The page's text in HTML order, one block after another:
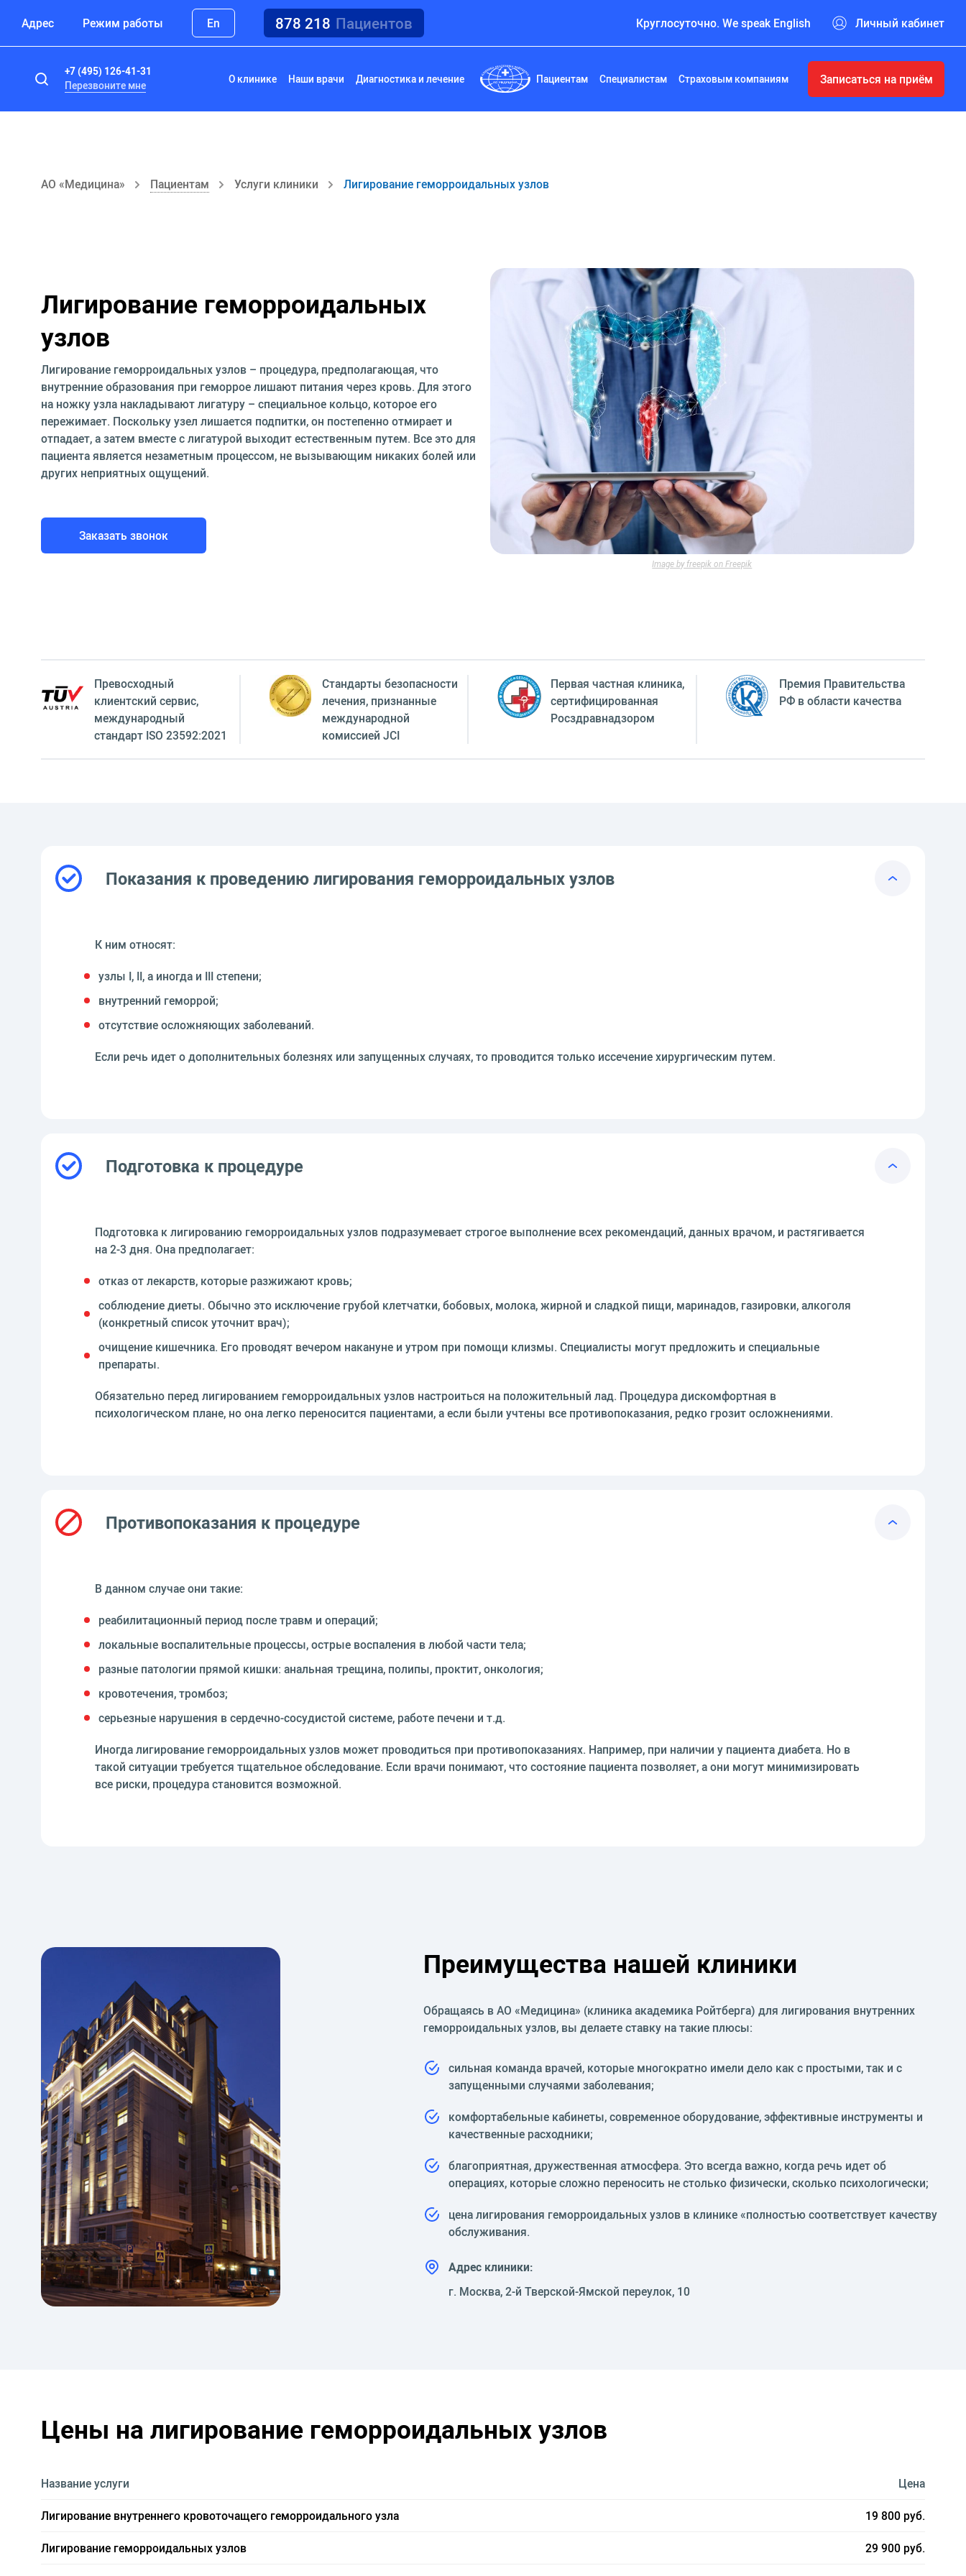
Адрес Режим работы En 878 218 Пациентов Круглосуточно. We speak English Личный кабинет
+7 (495) 126-41-31
Перезвоните мне
О клинике Наши врачи Диагностика и лечение Пациентам Специалистам Страховым компаниям Записаться на приём
АО «Медицина» Пациентам Услуги клиники Лигирование геморроидальных узлов
Лигирование геморроидальных
узлов
Лигирование геморроидальных узлов – процедура, предполагающая, что
внутренние образования при геморрое лишают питания через кровь. Для этого
на ножку узла накладывают лигатуру – специальное кольцо, которое его
пережимает. Поскольку узел лишается подпитки, он постепенно отмирает и
отпадает, а затем вместе с лигатурой выходит естественным путем. Все это для
пациента является незаметным процессом, не вызывающим никаких болей или
других неприятных ощущений.
Заказать звонок
Image by freepik on Freepik
Превосходный
клиентский сервиc,
международный
стандарт ISO 23592:2021
Стандарты безопасности
лечения, признанные
международной
комиссией JCI
Первая частная клиника,
сертифицированная
Росздравнадзором
Премия Правительства
РФ в области качества
Показания к проведению лигирования геморроидальных узлов
К ним относят:
узлы I, II, а иногда и III степени;
внутренний геморрой;
отсутствие осложняющих заболеваний.
Если речь идет о дополнительных болезнях или запущенных случаях, то проводится только иссечение хирургическим путем.
Подготовка к процедуре
Подготовка к лигированию геморроидальных узлов подразумевает строгое выполнение всех рекомендаций, данных врачом, и растягивается
на 2-3 дня. Она предполагает:
отказ от лекарств, которые разжижают кровь;
соблюдение диеты. Обычно это исключение грубой клетчатки, бобовых, молока, жирной и сладкой пищи, маринадов, газировки, алкоголя
(конкретный список уточнит врач);
очищение кишечника. Его проводят вечером накануне и утром при помощи клизмы. Специалисты могут предложить и специальные
препараты.
Обязательно перед лигированием геморроидальных узлов настроиться на положительный лад. Процедура дискомфортная в
психологическом плане, но она легко переносится пациентами, а если были учтены все противопоказания, редко грозит осложнениями.
Противопоказания к процедуре
В данном случае они такие:
реабилитационный период после травм и операций;
локальные воспалительные процессы, острые воспаления в любой части тела;
разные патологии прямой кишки: анальная трещина, полипы, проктит, онкология;
кровотечения, тромбоз;
серьезные нарушения в сердечно-сосудистой системе, работе печени и т.д.
Иногда лигирование геморроидальных узлов может проводиться при противопоказаниях. Например, при наличии у пациента диабета. Но в
такой ситуации требуется тщательное обследование. Если врачи понимают, что состояние пациента позволяет, а они могут минимизировать
все риски, процедура становится возможной.
Преимущества нашей клиники
Обращаясь в АО «Медицина» (клиника академика Ройтберга) для лигирования внутренних
геморроидальных узлов, вы делаете ставку на такие плюсы:
сильная команда врачей, которые многократно имели дело как с простыми, так и с
запущенными случаями заболевания;
комфортабельные кабинеты, современное оборудование, эффективные инструменты и
качественные расходники;
благоприятная, дружественная атмосфера. Это всегда важно, когда речь идет об
операциях, которые сложно переносить не столько физически, сколько психологически;
цена лигирования геморроидальных узлов в клинике «полностью соответствует качеству
обслуживания.
Адрес клиники:
г. Москва, 2-й Тверской-Ямской переулок, 10
Цены на лигирование геморроидальных узлов
Название услуги Цена
Лигирование внутреннего кровоточащего геморроидального узла 19 800 руб.
Лигирование геморроидальных узлов 29 900 руб.